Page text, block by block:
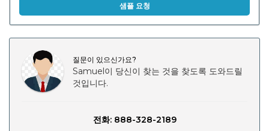
샘플 요청
질문이 있으신가요?
Samuel이 당신이 찾는 것을 찾도록 도와드릴
것입니다.
전화: 888-328-2189